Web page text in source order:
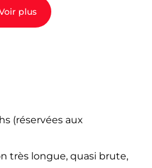
plus
(réservées aux
très longue, quasi brute,